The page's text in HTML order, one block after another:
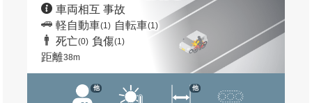
車両相互 事故
軽自動車(1) 自転車(1)
死亡(0) 負傷(1)
距離38m
他 他